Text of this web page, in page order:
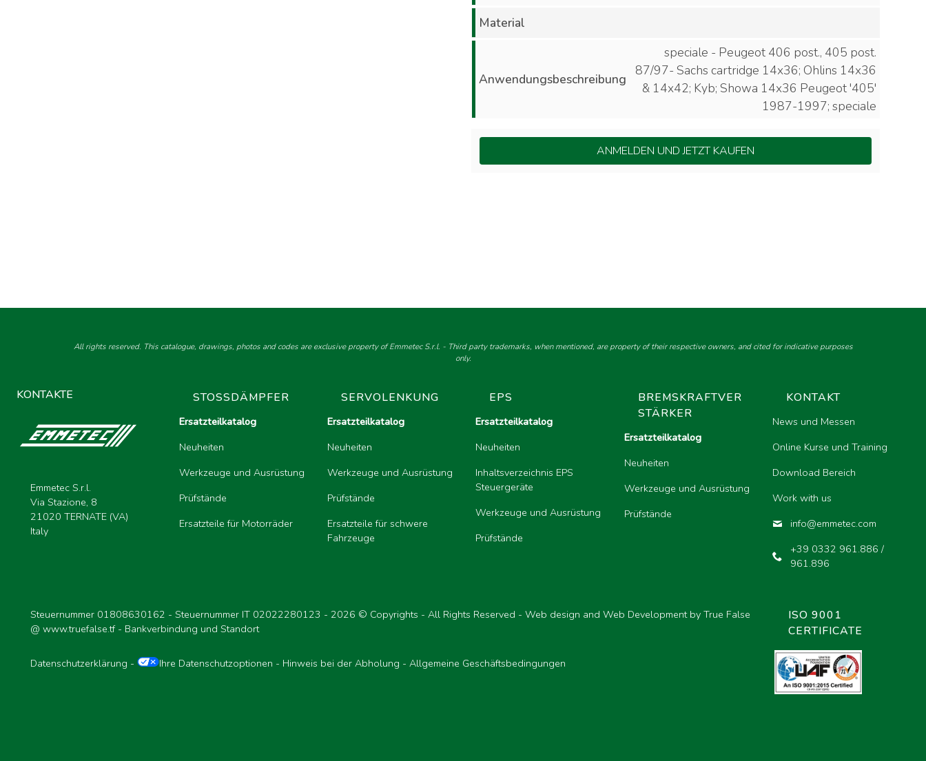
Material
Anwendungsbeschreibung
speciale - Peugeot 406 post., 405 post.
87/97- Sachs cartridge 14x36; Ohlins 14x36
& 14x42; Kyb; Showa 14x36 Peugeot '405'
1987-1997; speciale
ANMELDEN UND JETZT KAUFEN
All rights reserved. This catalogue, drawings, photos and codes are exclusive property of Emmetec S.r.l. - Third party trademarks, when mentioned, are property of their respective owners, and cited for indicative purposes
only.
KONTAKTE
Emmetec S.r.l.
Via Stazione, 8
21020 TERNATE (VA)
Italy
STOSSDÄMPFER
Ersatzteilkatalog
Neuheiten
Werkzeuge und Ausrüstung
Prüfstände
Ersatzteile für Motorräder
SERVOLENKUNG
Ersatzteilkatalog
Neuheiten
Werkzeuge und Ausrüstung
Prüfstände
Ersatzteile für schwere
Fahrzeuge
EPS
Ersatzteilkatalog
Neuheiten
Inhaltsverzeichnis EPS
Steuergeräte
Werkzeuge und Ausrüstung
Prüfstände
BREMSKRAFTVER
STÄRKER
Ersatzteilkatalog
Neuheiten
Werkzeuge und Ausrüstung
Prüfstände
KONTAKT
News und Messen
Online Kurse und Training
Download Bereich
Work with us
info@emmetec.com
+39 0332 961.886 /
961.896
Steuernummer 01808630162 - Steuernummer IT 02022280123 - 2026 © Copyrights - All Rights Reserved - Web design and Web Development by True False
@ www.truefalse.tf- Bankverbindung und Standort
Datenschutzerklärung - Ihre Datenschutzoptionen - Hinweis bei der Abholung - Allgemeine Geschäftsbedingungen
ISO 9001
CERTIFICATE